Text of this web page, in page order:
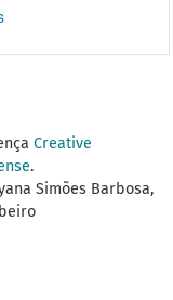
Creative
.
Simões Barbosa,